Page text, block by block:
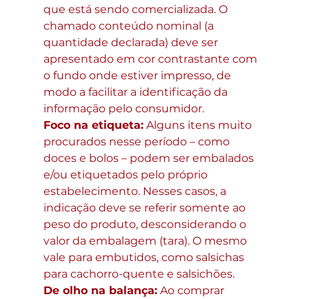
que está sendo comercializada. O
chamado conteúdo nominal (a
quantidade declarada) deve ser
apresentado em cor contrastante com
o fundo onde estiver impresso, de
modo a facilitar a identificação da
informação pelo consumidor.
Foco na etiqueta: Alguns itens muito
procurados nesse período – como
doces e bolos – podem ser embalados
e/ou etiquetados pelo próprio
estabelecimento. Nesses casos, a
indicação deve se referir somente ao
peso do produto, desconsiderando o
valor da embalagem (tara). O mesmo
vale para embutidos, como salsichas
para cachorro-quente e salsichões.
De olho na balança: Ao comprar